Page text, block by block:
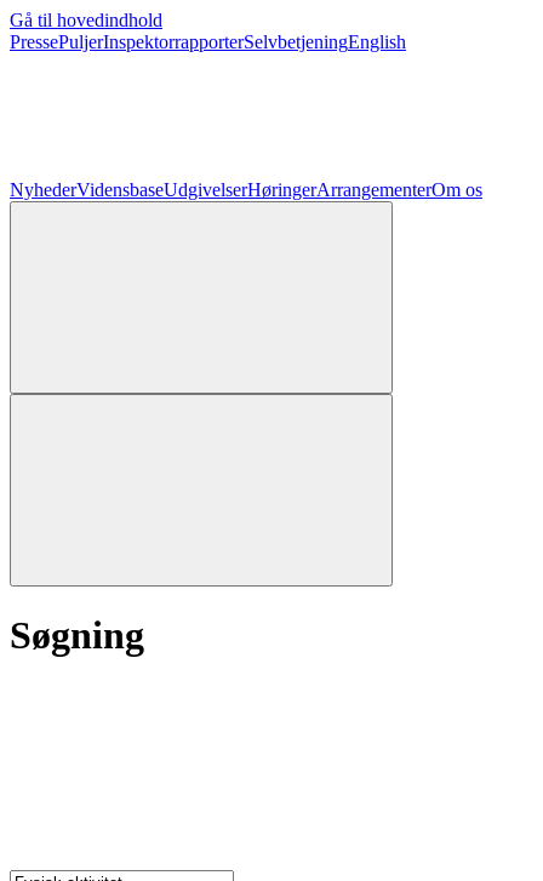
Gå til hovedindhold
PressePuljerInspektorrapporterSelvbetjeningEnglish
NyhederVidensbaseUdgivelserHøringerArrangementerOm os
Søgning